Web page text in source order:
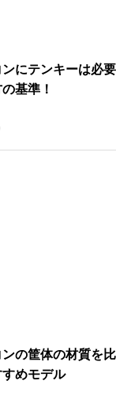
ンにテンキーは必
基準！
ンの筐体の材質を
めモデル